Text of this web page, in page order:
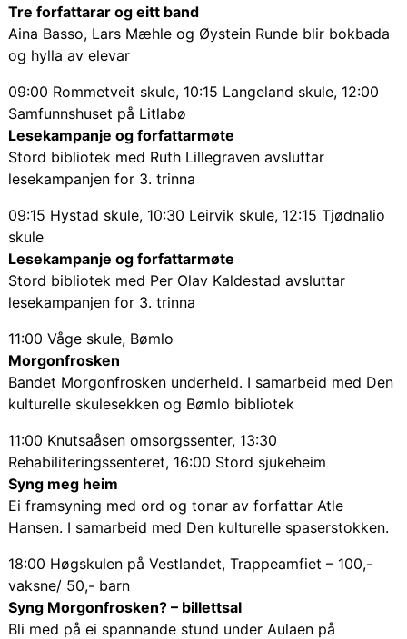
Tre forfattarar og eitt band
Aina Basso, Lars Mæhle og Øystein Runde blir bokbada
og hylla av elevar
09:00 Rommetveit skule, 10:15 Langeland skule, 12:00
Samfunnshuset på Litlabø
Lesekampanje og forfattarmøte
Stord bibliotek med Ruth Lillegraven avsluttar
lesekampanjen for 3. trinna
09:15 Hystad skule, 10:30 Leirvik skule, 12:15 Tjødnalio
skule
Lesekampanje og forfattarmøte
Stord bibliotek med Per Olav Kaldestad avsluttar
lesekampanjen for 3. trinna
11:00 Våge skule, Bømlo
Morgonfrosken
Bandet Morgonfrosken underheld. I samarbeid med Den
kulturelle skulesekken og Bømlo bibliotek
11:00 Knutsaåsen omsorgssenter, 13:30
Rehabiliteringssenteret, 16:00 Stord sjukeheim
Syng meg heim
Ei framsyning med ord og tonar av forfattar Atle
Hansen. I samarbeid med Den kulturelle spaserstokken.
18:00 Høgskulen på Vestlandet, Trappeamfiet – 100,-
vaksne/ 50,- barn
Syng Morgonfrosken? – billettsal
Bli med på ei spannande stund under Aulaen på